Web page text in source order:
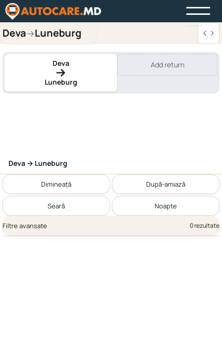
Deva→Luneburg
Deva
Luneburg
Add return
Deva → Luneburg
Dimineață După-amiază
Seară Noapte
Filtre avansate 0 rezultate